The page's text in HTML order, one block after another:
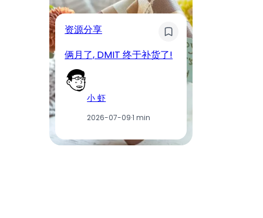
资源分享
俩月了, DMIT 终于补货了!
小 虾
2026-07-09·1 min